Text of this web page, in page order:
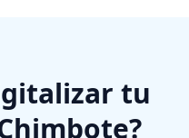
tu
?